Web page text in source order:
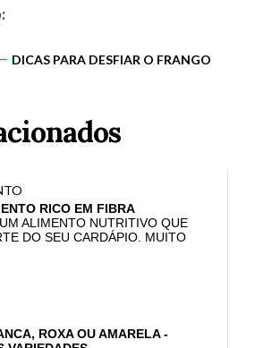
DICAS PARA DESFIAR O FRANGO
RICO EM FIBRA
ALIMENTO NUTRITIVO QUE
DO SEU CARDÁPIO. MUITO
ROXA OU AMARELA -